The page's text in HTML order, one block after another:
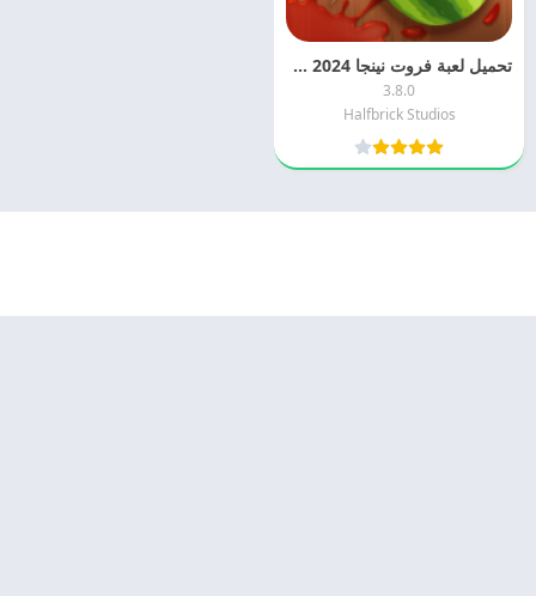
تحميل لعبة فروت نينجا Fruit Ninja 2024 للاندرويد مجانا
3.8.0
Halfbrick Studios